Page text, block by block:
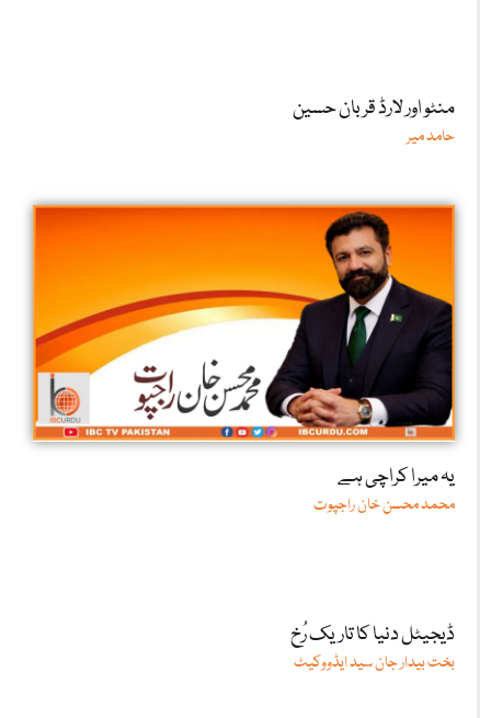
منٹو اور لارڈ قربان حسین
حامد میر
یہ میرا کراچی ہے
محمد محسن خان راجپوت
ڈیجیٹل دنیا کا تاریک رُخ
بخت بیدار جان سید ایڈووکیٹ